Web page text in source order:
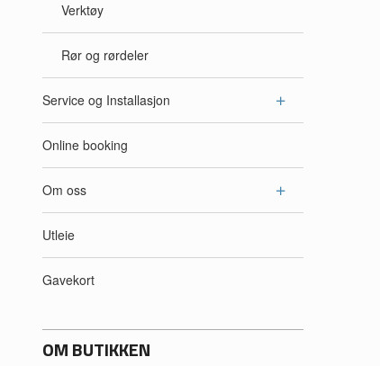
Verktøy
Rør og rørdeler
Service og Installasjon
Online booking
Om oss
Utleie
Gavekort
OM BUTIKKEN